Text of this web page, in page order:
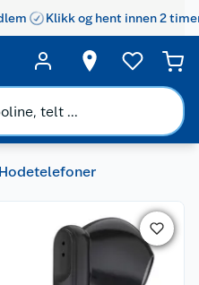
Klikk og hent innen 2
Hodetelefoner